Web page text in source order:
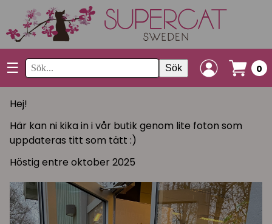
☰ Sök 0
Hej!
Här kan ni kika in i vår butik genom lite foton som
uppdateras titt som tätt :)
Höstig entre oktober 2025